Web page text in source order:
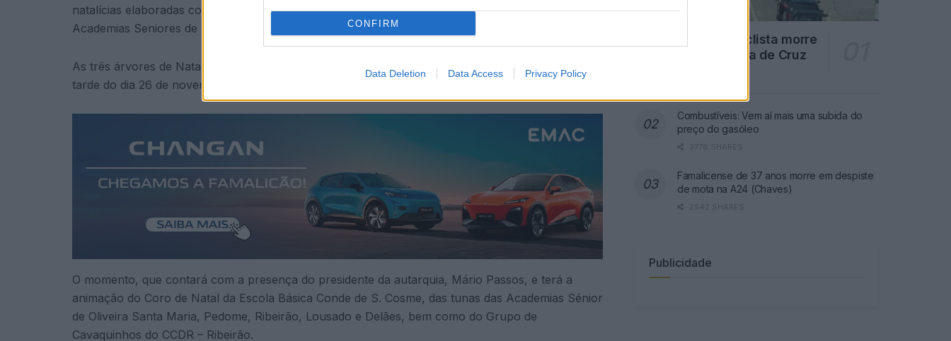
CONFIRM
Data Deletion Data Access Privacy Policy
natalícias elaboradas com recurso a materiais têxteis reutilizados. É uma iniciativa da Rede de
Academias Seniores de Famalicão, em parceria com o projeto municipal ‘FazRefaz’.
As três árvores de Natal criativas e sustentáveis decoradas pelos seniores chegam ao espaço na
tarde do dia 26 de novembro, pelas 14h30.
O momento, que contará com a presença do presidente da autarquia, Mário Passos, e terá a
animação do Coro de Natal da Escola Básica Conde de S. Cosme, das tunas das Academias Sénior
de Oliveira Santa Maria, Pedome, Ribeirão, Lousado e Delães, bem como do Grupo de
Cavaquinhos do CCDR – Ribeirão.
Famalicão: Motociclista morre
na N14 na freguesia de Cruz
Combustíveis: Vem aí mais uma subida do
preço do gasóleo
3778 SHARES
Famalicense de 37 anos morre em despiste
de mota na A24 (Chaves)
2542 SHARES
Publicidade